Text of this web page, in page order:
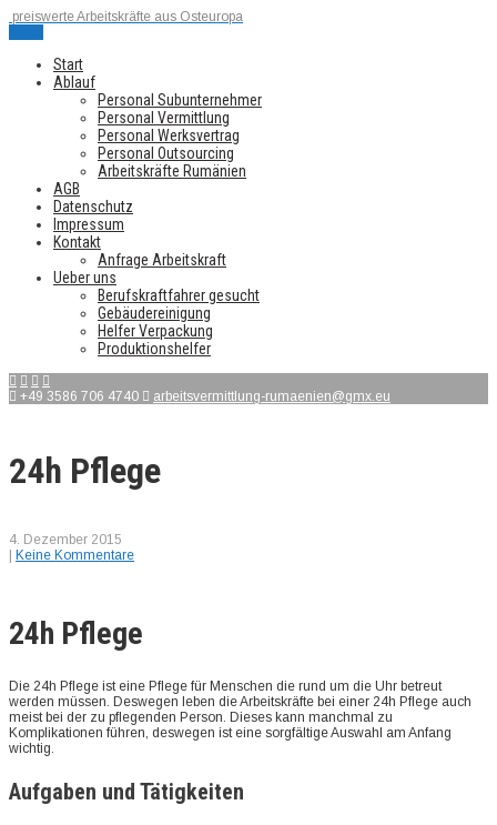
preiswerte Arbeitskräfte aus Osteuropa
Start
Ablauf
Personal Subunternehmer
Personal Vermittlung
Personal Werksvertrag
Personal Outsourcing
Arbeitskräfte Rumänien
AGB
Datenschutz
Impressum
Kontakt
Anfrage Arbeitskraft
Ueber uns
Berufskraftfahrer gesucht
Gebäudereinigung
Helfer Verpackung
Produktionshelfer
+49 3586 706 4740 arbeitsvermittlung-rumaenien@gmx.eu
24h Pflege
4. Dezember 2015
Keine Kommentare
24h Pflege
Die 24h Pflege ist eine Pflege für Menschen die rund um die Uhr betreut
werden müssen. Deswegen leben die Arbeitskräfte bei einer 24h Pflege auch
meist bei der zu pflegenden Person. Dieses kann manchmal zu
Komplikationen führen, deswegen ist eine sorgfältige Auswahl am Anfang
wichtig.
Aufgaben und Tätigkeiten